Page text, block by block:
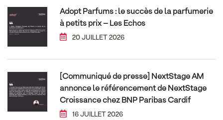
Adopt Parfums : le succès de la parfumerie
à petits prix – Les Echos
20 JUILLET 2026
[Communiqué de presse] NextStage AM
annonce le référencement de NextStage
Croissance chez BNP Paribas Cardif
16 JUILLET 2026